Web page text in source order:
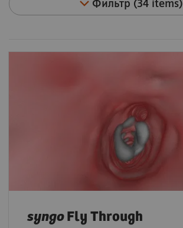
Фильтр (34 items)
syngoFly Through